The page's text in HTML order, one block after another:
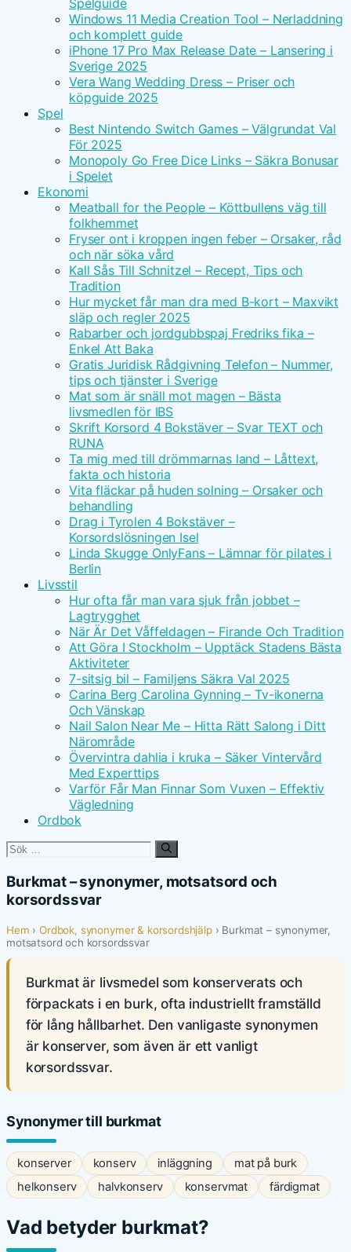
Spelguide
Windows 11 Media Creation Tool – Nerladdning
och komplett guide
iPhone 17 Pro Max Release Date – Lansering i
Sverige 2025
Vera Wang Wedding Dress – Priser och
köpguide 2025
Spel
Best Nintendo Switch Games – Välgrundat Val
För 2025
Monopoly Go Free Dice Links – Säkra Bonusar
i Spelet
Ekonomi
Meatball for the People – Köttbullens väg till
folkhemmet
Fryser ont i kroppen ingen feber – Orsaker, råd
och när söka vård
Kall Sås Till Schnitzel – Recept, Tips och
Tradition
Hur mycket får man dra med B-kort – Maxvikt
släp och regler 2025
Rabarber och jordgubbspaj Fredriks fika –
Enkel Att Baka
Gratis Juridisk Rådgivning Telefon – Nummer,
tips och tjänster i Sverige
Mat som är snäll mot magen – Bästa
livsmedlen för IBS
Skrift Korsord 4 Bokstäver – Svar TEXT och
RUNA
Ta mig med till drömmarnas land – Låttext,
fakta och historia
Vita fläckar på huden solning – Orsaker och
behandling
Drag i Tyrolen 4 Bokstäver –
Korsordslösningen Isel
Linda Skugge OnlyFans – Lämnar för pilates i
Berlin
Livsstil
Hur ofta får man vara sjuk från jobbet –
Lagtrygghet
När Är Det Våffeldagen – Firande Och Tradition
Att Göra I Stockholm – Upptäck Stadens Bästa
Aktiviteter
7-sitsig bil – Familjens Säkra Val 2025
Carina Berg Carolina Gynning – Tv-ikonerna
Och Vänskap
Nail Salon Near Me – Hitta Rätt Salong i Ditt
Närområde
Övervintra dahlia i kruka – Säker Vintervård
Med Experttips
Varför Får Man Finnar Som Vuxen – Effektiv
Vägledning
Ordbok
Sök
Burkmat – synonymer, motsatsord och
korsordssvar
Hem ›Ordbok, synonymer & korsordshjälp› Burkmat – synonymer,
motsatsord och korsordssvar
Burkmat är livsmedel som konserverats och
förpackats i en burk, ofta industriellt framställd
för lång hållbarhet. Den vanligaste synonymen
är konserver, som även är ett vanligt
korsordssvar.
Synonymer till burkmat
konserver konserv inläggning
mat på burk
helkonserv
halvkonserv konservmat färdigmat
Vad betyder burkmat?